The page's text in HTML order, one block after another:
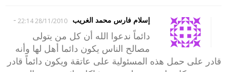
إسلام فارس محمد الغريب 28/11/2010 22:14
-
دائماً ندعوا الله أن كل من يتولى
مصالح الناس يكون دائما أهل لها وأنه
قادر على حمل هذه المسئولية على عاتقة ويكون دائماً قادر